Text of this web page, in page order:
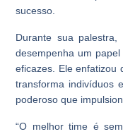
sucesso.
Durante sua
desempenha um
eficazes. Ele enfatizou
transforma indivíduos
poderoso que
“O melhor time é